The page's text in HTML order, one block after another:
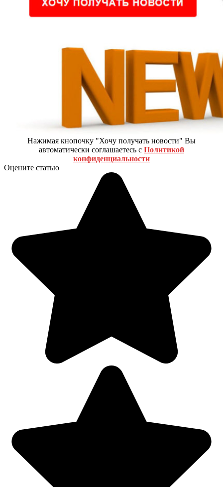
Нажимая кнопочку "Хочу получать новости" Вы
автоматически соглашаетесь с Политикой
конфиденциальности
Оцените статью